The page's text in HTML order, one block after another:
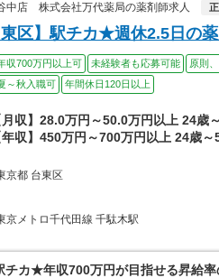
店 株式会社万代薬局の薬剤師求人
東区】駅チカ★週休2.5日の
収700万円以上可 未経験者も応募可能 原則
～秋入職可
年間休日120日以上
月収】28.0万円～50.0万円以上 24歳
年収】450万円～700万円以上 24歳
京都 台東区
京メトロ千代田線 千駄木駅
チカ★年収700万円が目指せる昇給率